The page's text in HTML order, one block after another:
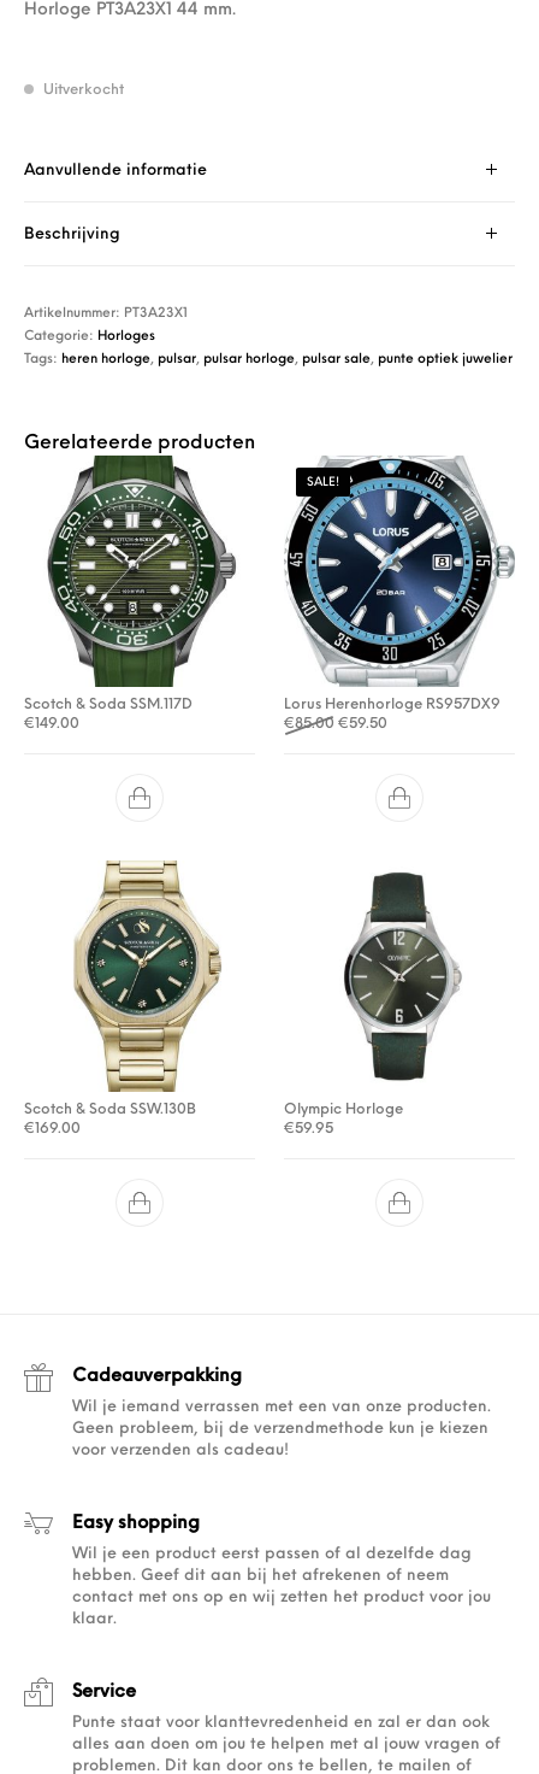
Horloge PT3A23X1 44 mm.
Uitverkocht
Aanvullende informatie
Beschrijving
Artikelnummer: PT3A23X1
Categorie: Horloges
Tags: heren horloge, pulsar, pulsar horloge, pulsar sale, punte optiek juwelier
Gerelateerde producten
Scotch & Soda SSM.117D
€149.00
SALE!
Lorus Herenhorloge RS957DX9
€85.00 Oorspronkelijke prijs was:
€59.50
Scotch & Soda SSW.130B
€169.00
Olympic Horloge
€59.95
Cadeauverpakking
Wil je iemand verrassen met een van onze producten.
Geen probleem, bij de verzendmethode kun je kiezen
voor verzenden als cadeau!
Easy shopping
Wil je een product eerst passen of al dezelfde dag
hebben. Geef dit aan bij het afrekenen of neem
contact met ons op en wij zetten het product voor jou
klaar.
Service
Punte staat voor klanttevredenheid en zal er dan ook
alles aan doen om jou te helpen met al jouw vragen of
problemen. Dit kan door ons te bellen, te mailen of